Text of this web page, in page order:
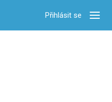
Přihlásit se